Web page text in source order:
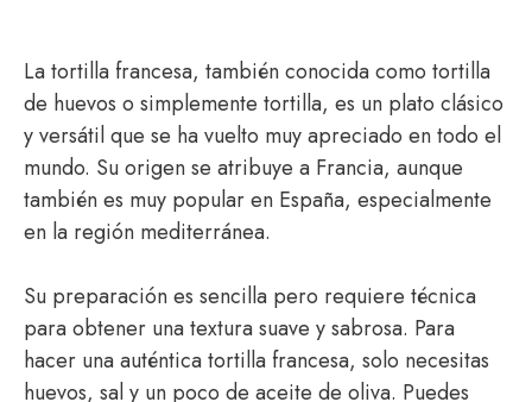
La tortilla francesa, también conocida como tortilla
de huevos o simplemente tortilla, es un plato clásico
y versátil que se ha vuelto muy apreciado en todo el
mundo. Su origen se atribuye a Francia, aunque
también es muy popular en España, especialmente
en la región mediterránea.
Su preparación es sencilla pero requiere técnica
para obtener una textura suave y sabrosa. Para
hacer una auténtica tortilla francesa, solo necesitas
huevos, sal y un poco de aceite de oliva. Puedes